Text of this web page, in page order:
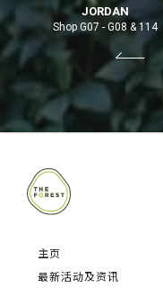
JORDAN
Shop G07 - G08 & 114
主页
最新活动及资讯